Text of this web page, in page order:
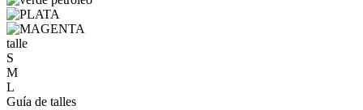
talle
S
M
L
Guía de talles